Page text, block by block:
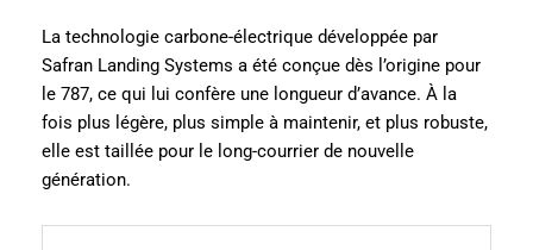
La technologie carbone-électrique développée par
Safran Landing Systems a été conçue dès l’origine pour
le 787, ce qui lui confère une longueur d’avance. À la
fois plus légère, plus simple à maintenir, et plus robuste,
elle est taillée pour le long-courrier de nouvelle
génération.